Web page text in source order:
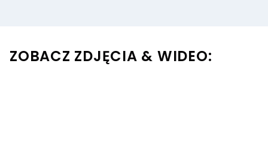
ZOBACZ ZDJĘCIA & WIDEO: